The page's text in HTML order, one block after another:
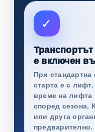
✓
е включен
При стандартна
старта е с
време на лифта
според сезона.
или друга
предварително.